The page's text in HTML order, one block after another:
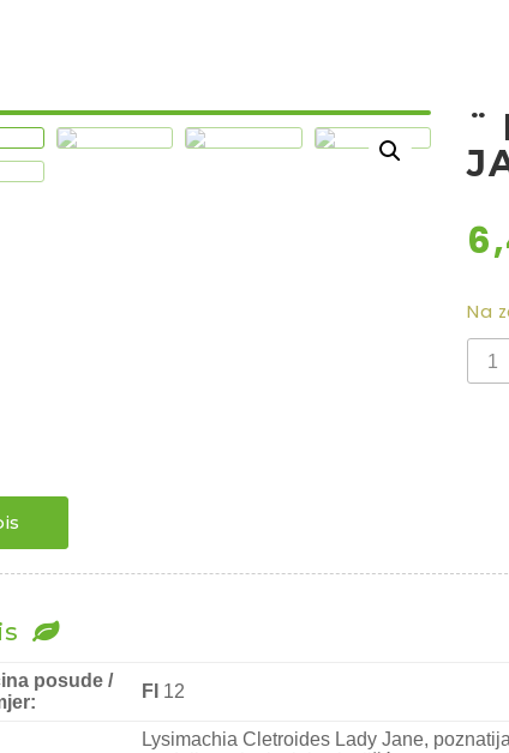
¨
Na
¨
posude /
FI 12
Lysimachia Cletroides Lady Jane,